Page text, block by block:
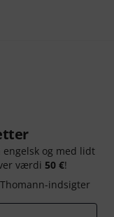
og med lidt
værdi 50 €!
Thomann-indsigter